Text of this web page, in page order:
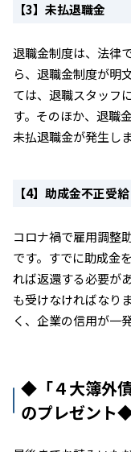
【3】未払退職金
退職金制度は、法律
ら、退職金制度が明
ては、退職スタッフ
す。そのほか、退職
未払退職金が発生しま
【4】助成金不正受給
コロナ禍で雇用調整
です。すでに助成金
れば返還する必要が
も受けなければなり
く、企業の信用が一
◆「４大簿外
のプレゼント